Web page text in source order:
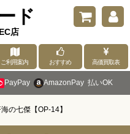
ド
店
ご利用案内 おすすめ 高価買取表
PayPay AmazonPay 払いOK
の七傑【OP-14】